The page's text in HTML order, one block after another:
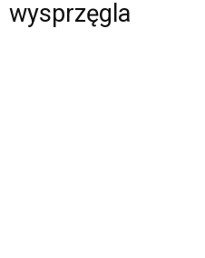
wysprzęgla